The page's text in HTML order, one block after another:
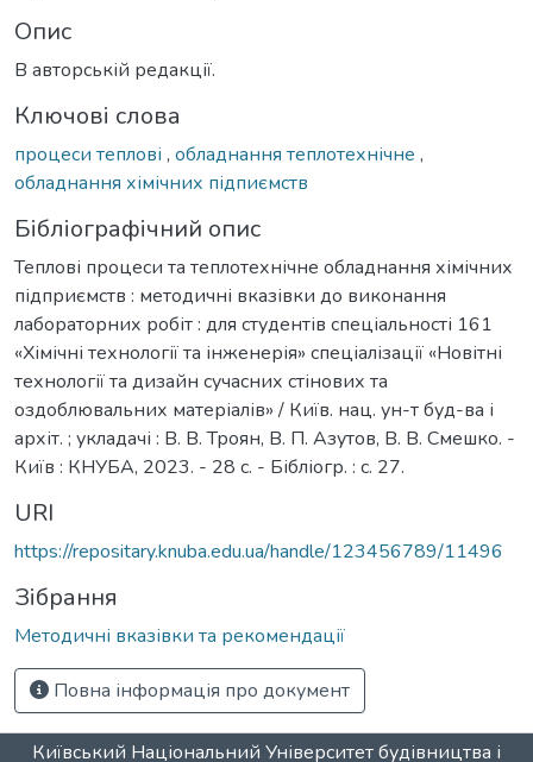
Опис
В авторській редакції.
Ключові слова
процеси теплові , обладнання теплотехнічне ,
обладнання хімічних підпиємств
Бібліографічний опис
Теплові процеси та теплотехнічне обладнання хімічних
підприємств : методичні вказівки до виконання
лабораторних робіт : для студентів спеціальності 161
«Хімічні технології та інженерія» спеціалізації «Новітні
технології та дизайн сучасних стінових та
оздоблювальних матеріалів» / Київ. нац. ун-т буд-ва і
архіт. ; укладачі : В. В. Троян, В. П. Азутов, В. В. Смешко. -
Київ : КНУБА, 2023. - 28 с. - Бібліогр. : с. 27.
URI
https://repositary.knuba.edu.ua/handle/123456789/11496
Зібрання
Методичні вказівки та рекомендації
Повна інформація про документ
Київський Національний Університет будівництва і